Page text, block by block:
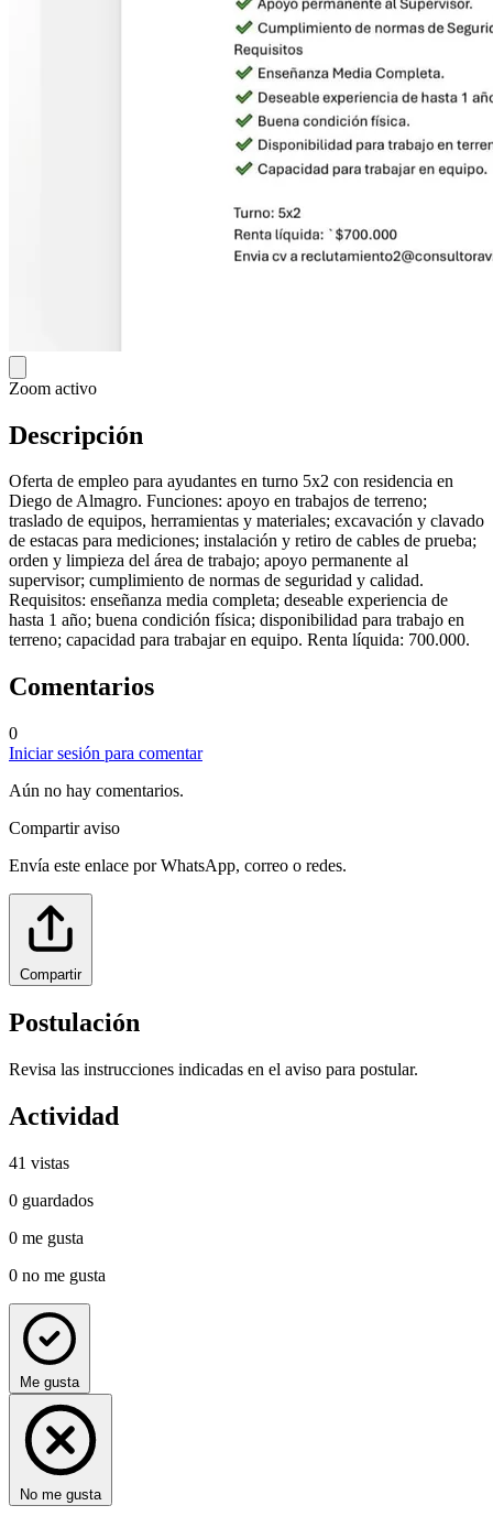
Zoom activo
Descripción
Oferta de empleo para ayudantes en turno 5x2 con residencia en
Diego de Almagro. Funciones: apoyo en trabajos de terreno;
traslado de equipos, herramientas y materiales; excavación y clavado
de estacas para mediciones; instalación y retiro de cables de prueba;
orden y limpieza del área de trabajo; apoyo permanente al
supervisor; cumplimiento de normas de seguridad y calidad.
Requisitos: enseñanza media completa; deseable experiencia de
hasta 1 año; buena condición física; disponibilidad para trabajo en
terreno; capacidad para trabajar en equipo. Renta líquida: 700.000.
Comentarios
0
Iniciar sesión para comentar
Aún no hay comentarios.
Compartir aviso
Envía este enlace por WhatsApp, correo o redes.
Compartir
Postulación
Revisa las instrucciones indicadas en el aviso para postular.
Actividad
41 vistas
0 guardados
0 me gusta
0 no me gusta
Me gusta
No me gusta